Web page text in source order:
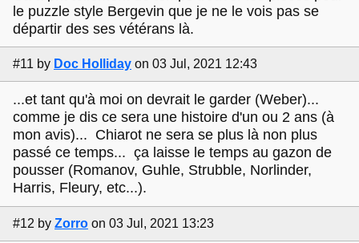
le puzzle style Bergevin que je ne le vois pas se
départir des ses vétérans là.
#11 by Doc Holliday on 03 Jul, 2021 12:43
...et tant qu'à moi on devrait le garder (Weber)...
comme je dis ce sera une histoire d'un ou 2 ans (à
mon avis)... Chiarot ne sera se plus là non plus
passé ce temps... ça laisse le temps au gazon de
pousser (Romanov, Guhle, Strubble, Norlinder,
Harris, Fleury, etc...).
#12 by Zorro on 03 Jul, 2021 13:23